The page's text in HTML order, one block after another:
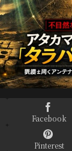
Facebook
Pinterest